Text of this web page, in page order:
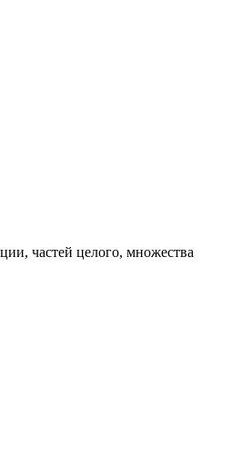
частей целого, множества